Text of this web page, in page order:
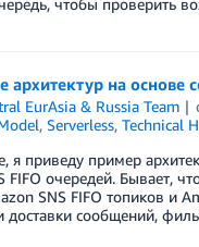
чтобы проверить
архитектур на
EurAsia & Russia Team
, Serverless, Technical
я приведу пример
FIFO очередей. Бывает,
SNS FIFO топиков и
доставки сообщений,